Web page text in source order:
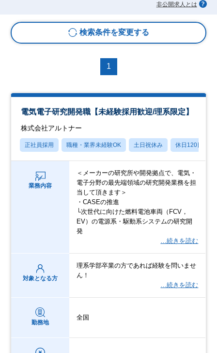
非公開求人とは
検索条件を変更する
1
電気電子研究開発職【未経験採用歓迎/理系限定】
株式会社アルトナー
正社員採用 職種・業界未経験OK 土日祝休み 休日120日以上
業務内容
＜メーカーの研究所や開発拠点で、電気・
電子分野の最先端領域の研究開発業務を担
当して頂きます＞
・CASEの推進
└次世代に向けた燃料電池車両（FCV，
EV）の電源系・駆動系システムの研究開
発
…続きを読む
対象となる方
理系学部卒業の方であれば経験を問いませ
ん！
…続きを読む
勤務地
全国